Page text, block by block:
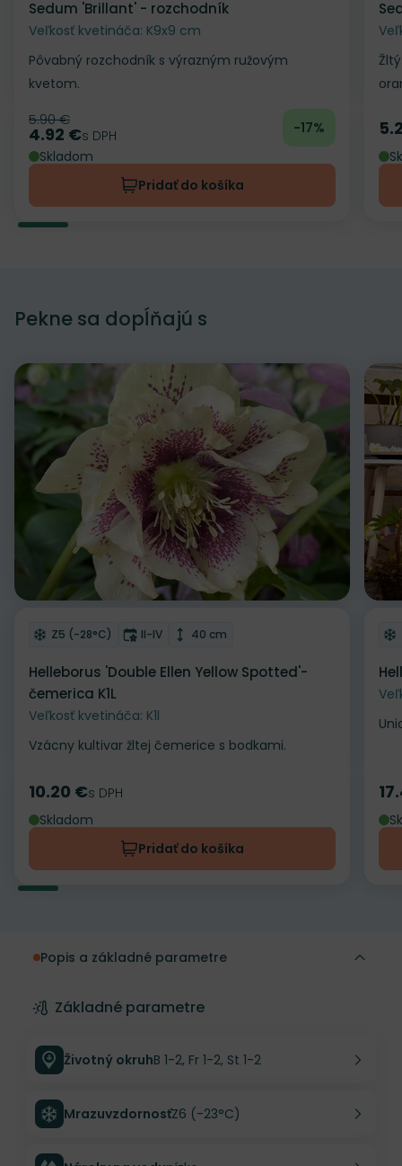
Sedum 'Brillant' - rozchodník
Veľkosť kvetináča: K9x9 cm
Pôvabný rozchodník s výrazným ružovým
kvetom.
Pôvodná cena
5.90 €
Cena
4.92 €s DPH
-17%
Skladom
Pridať do košíka
Pekne sa dopĺňajú s
Odober do zoznamu želaní
Mrazuvzdornosť
Z5 (-28°C) Doba kvitnutia
II-IV Výška rastliny
40 cm
Helleborus 'Double Ellen Yellow Spotted'-
čemerica K1L
Veľkosť kvetináča: K1l
Vzácny kultivar žltej čemerice s bodkami.
Cena
10.20 €s DPH
Skladom
Pridať do košíka
Popis a základné parametre
Základné parametre
Životný okruhB 1-2, Fr 1-2, St 1-2
MrazuvzdornosťZ6 (-23°C)